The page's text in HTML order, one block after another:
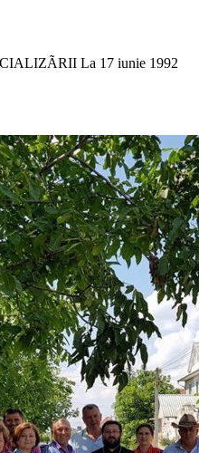
La 17 iunie 1992